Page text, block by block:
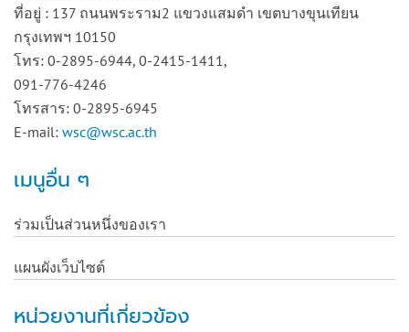
ที่อยู่ : 137 ถนนพระราม2 แขวงแสมดำ เขตบางขุนเทียน
กรุงเทพฯ 10150
โทร: 0-2895-6944, 0-2415-1411,
091-776-4246
โทรสาร: 0-2895-6945
E-mail: wsc@wsc.ac.th
เมนูอื่น ๆ
ร่วมเป็นส่วนหนึ่งของเรา
แผนผังเว็บไซต์
หน่วยงานที่เกี่ยวข้อง